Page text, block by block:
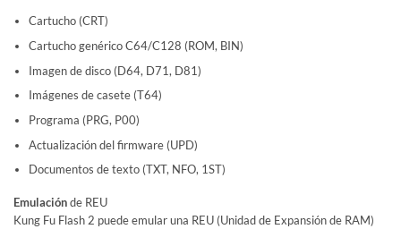
Cartucho (CRT)
Cartucho genérico C64/C128 (ROM, BIN)
Imagen de disco (D64, D71, D81)
Imágenes de casete (T64)
Programa (PRG, P00)
Actualización del firmware (UPD)
Documentos de texto (TXT, NFO, 1ST)
Emulaciónde REU
Kung Fu Flash 2 puede emular una REU (Unidad de Expansión de RAM)